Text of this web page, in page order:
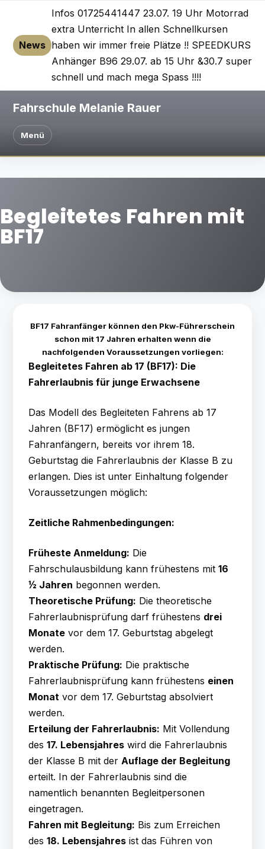
News
Infos 01725441447 23.07. 19 Uhr Motorrad
extra Unterricht In allen Schnellkursen
haben wir immer freie Plätze !! SPEEDKURS
Anhänger B96 29.07. ab 15 Uhr &30.7 super
schnell und mach mega Spass !!!!
Fahrschule Melanie Rauer
Menü
Begleitetes Fahren mit
BF17
BF17 Fahranfänger können den Pkw-Führerschein
schon mit 17 Jahren erhalten wenn die
nachfolgenden Voraussetzungen vorliegen:
Begleitetes Fahren ab 17 (BF17): Die
Fahrerlaubnis für junge Erwachsene
Das Modell des Begleiteten Fahrens ab 17
Jahren (BF17) ermöglicht es jungen
Fahranfängern, bereits vor ihrem 18.
Geburtstag die Fahrerlaubnis der Klasse B zu
erlangen. Dies ist unter Einhaltung folgender
Voraussetzungen möglich:
Zeitliche Rahmenbedingungen:
Früheste Anmeldung: Die
Fahrschulausbildung kann frühestens mit 16
½ Jahren begonnen werden.
Theoretische Prüfung: Die theoretische
Fahrerlaubnisprüfung darf frühestens drei
Monate vor dem 17. Geburtstag abgelegt
werden.
Praktische Prüfung: Die praktische
Fahrerlaubnisprüfung kann frühestens einen
Monat vor dem 17. Geburtstag absolviert
werden.
Erteilung der Fahrerlaubnis: Mit Vollendung
des 17. Lebensjahres wird die Fahrerlaubnis
der Klasse B mit der Auflage der Begleitung
erteilt. In der Fahrerlaubnis sind die
namentlich benannten Begleitpersonen
eingetragen.
Fahren mit Begleitung: Bis zum Erreichen
des 18. Lebensjahres ist das Führen von